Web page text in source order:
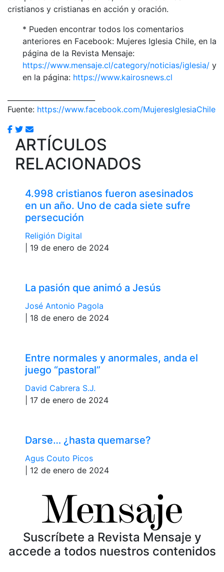
cristianos y cristianas en acción y oración.
* Pueden encontrar todos los comentarios
anteriores en Facebook: Mujeres Iglesia Chile, en la
página de la Revista Mensaje:
https://www.mensaje.cl/category/noticias/iglesia/ y
en la página: https://www.kairosnews.cl
Fuente: https://www.facebook.com/MujeresIglesiaChile
ARTÍCULOS
RELACIONADOS
4.998 cristianos fueron asesinados
en un año. Uno de cada siete sufre
persecución
Religión Digital
| 19 de enero de 2024
La pasión que animó a Jesús
José Antonio Pagola
| 18 de enero de 2024
Entre normales y anormales, anda el
juego “pastoral”
David Cabrera S.J.
| 17 de enero de 2024
Darse… ¿hasta quemarse?
Agus Couto Picos
| 12 de enero de 2024
Suscríbete a Revista Mensaje y
accede a todos nuestros contenidos